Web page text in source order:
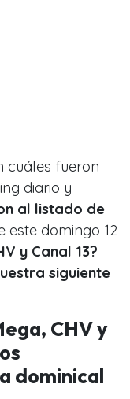
cuáles fueron
diario y
al listado de
este domingo 12
y Canal 13?
siguiente
CHV y
dominical